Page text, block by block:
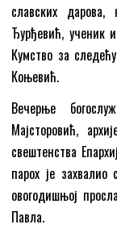
славских
Ђурђевић, ученик
Кумство за
Коњевић.
Вечерње
Мајсторовић,
свештенства
парох је
овогодишњој
Павла.